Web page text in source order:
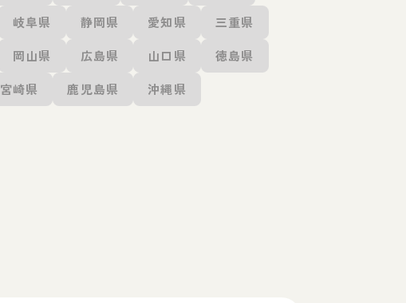
岐阜県 静岡県 愛知県
三重県
岡山県 広島県 山口県
徳島県
宮崎県 鹿児島県 沖縄県